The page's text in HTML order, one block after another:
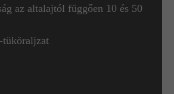
az altalajtól függően 10 és 50